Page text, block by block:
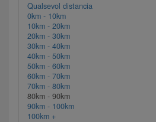
Qualsevol distancia
0km - 10km
10km - 20km
20km - 30km
30km - 40km
40km - 50km
50km - 60km
60km - 70km
70km - 80km
80km - 90km
90km - 100km
100km +